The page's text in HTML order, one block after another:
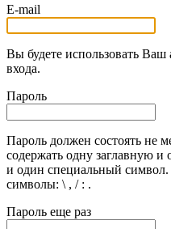
E-mail
Вы будете использовать Ваш
входа.
Пароль
Пароль должен состоять не
содержать одну заглавную
и один специальный
символы: \ , / : .
Пароль еще раз